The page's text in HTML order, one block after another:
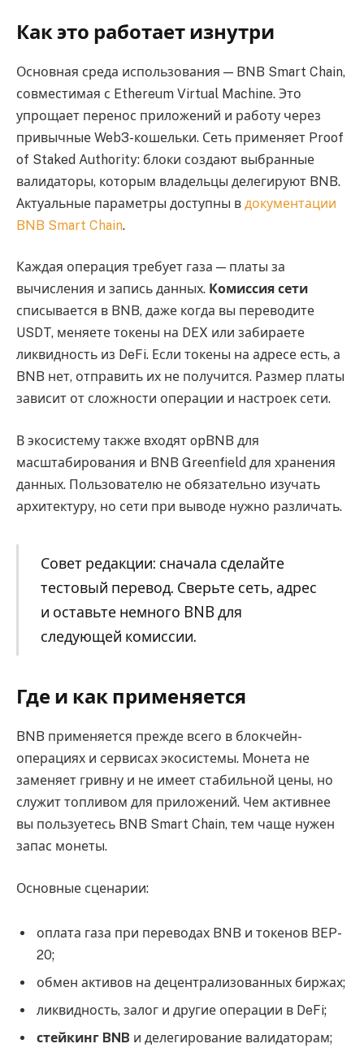
Как это работает изнутри
Основная среда использования — BNB Smart Chain,
совместимая с Ethereum Virtual Machine. Это
упрощает перенос приложений и работу через
привычные Web3-кошельки. Сеть применяет Proof
of Staked Authority: блоки создают выбранные
валидаторы, которым владельцы делегируют BNB.
Актуальные параметры доступны в документации
BNB Smart Chain.
Каждая операция требует газа — платы за
вычисления и запись данных. Комиссия сети
списывается в BNB, даже когда вы переводите
USDT, меняете токены на DEX или забираете
ликвидность из DeFi. Если токены на адресе есть, а
BNB нет, отправить их не получится. Размер платы
зависит от сложности операции и настроек сети.
В экосистему также входят opBNB для
масштабирования и BNB Greenfield для хранения
данных. Пользователю не обязательно изучать
архитектуру, но сети при выводе нужно различать.
Совет редакции: сначала сделайте
тестовый перевод. Сверьте сеть, адрес
и оставьте немного BNB для
следующей комиссии.
Где и как применяется
BNB применяется прежде всего в блокчейн-
операциях и сервисах экосистемы. Монета не
заменяет гривну и не имеет стабильной цены, но
служит топливом для приложений. Чем активнее
вы пользуетесь BNB Smart Chain, тем чаще нужен
запас монеты.
Основные сценарии:
оплата газа при переводах BNB и токенов BEP-
20;
обмен активов на децентрализованных биржах;
ликвидность, залог и другие операции в DeFi;
стейкинг BNB и делегирование валидаторам;